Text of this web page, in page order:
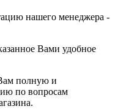
нашего менеджера -
Вами удобное
полную и
по вопросам